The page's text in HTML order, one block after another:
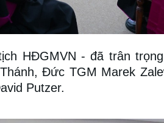
HĐGMVN - đã trân
Đức TGM Marek
Putzer.